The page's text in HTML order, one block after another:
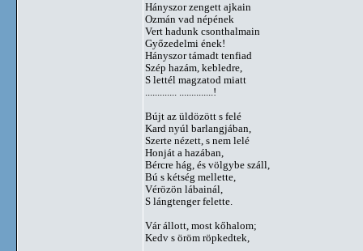
Hányszor zengett ajkain
Ozmán vad népének
Vert hadunk csonthalmain
Győzedelmi ének!
Hányszor támadt tenfiad
Szép hazám, kebledre,
S lettél magzatod miatt
............. ..............!
Bújt az üldözött s felé
Kard nyúl barlangjában,
Szerte nézett, s nem lelé
Honját a hazában,
Bércre hág, és völgybe száll,
Bú s kétség mellette,
Vérözön lábainál,
S lángtenger felette.
Vár állott, most kőhalom;
Kedv s öröm röpkedtek,